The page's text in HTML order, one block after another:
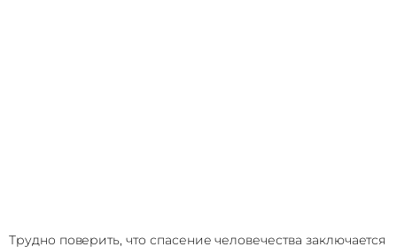
Трудно поверить, что спасение человечества заключается